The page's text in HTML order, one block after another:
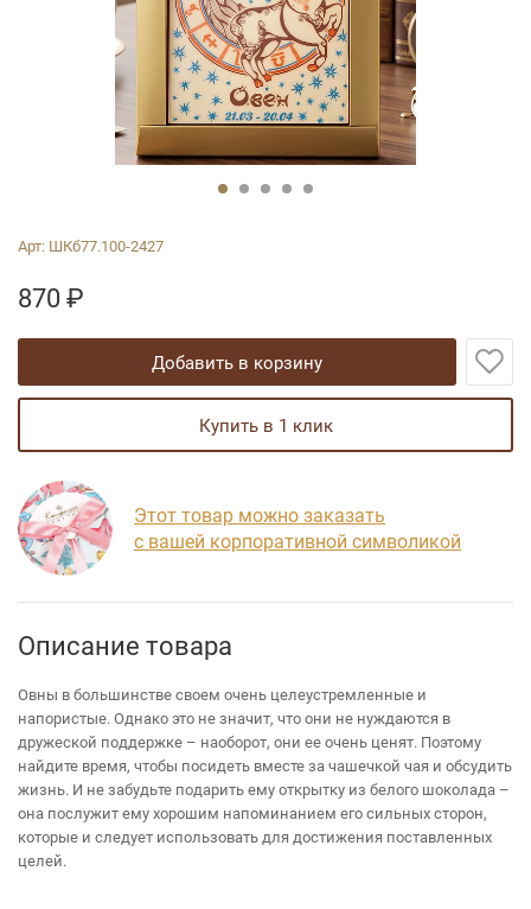
Арт: ШКб77.100-2427
870 ₽
добавить в корзину
купить в 1 клик
Этот товар можно заказать
с вашей корпоративной символикой
Описание товара
Овны в большинстве своем очень целеустремленные и
напористые. Однако это не значит, что они не нуждаются в
дружеской поддержке – наоборот, они ее очень ценят. Поэтому
найдите время, чтобы посидеть вместе за чашечкой чая и обсудить
жизнь. И не забудьте подарить ему открытку из белого шоколада –
она послужит ему хорошим напоминанием его сильных сторон,
которые и следует использовать для достижения поставленных
целей.